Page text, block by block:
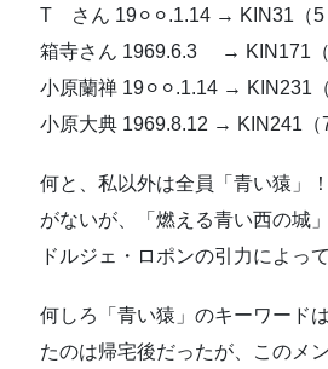
T さん 19⚪︎⚪︎.1.14 → KIN31（5
箱寺さん 1969.6.3 → KIN171（
小原蘭禅 19⚪︎⚪︎.1.14 → KIN231
小原大典 1969.8.12 → KIN241（7
何と、私以外は全員「青い猿」
がないが、「燃える青い西の城
ドルジェ・ロポンの引力によっ
何しろ「青い猿」のキーワード
たのは帰宅後だったが、このメ